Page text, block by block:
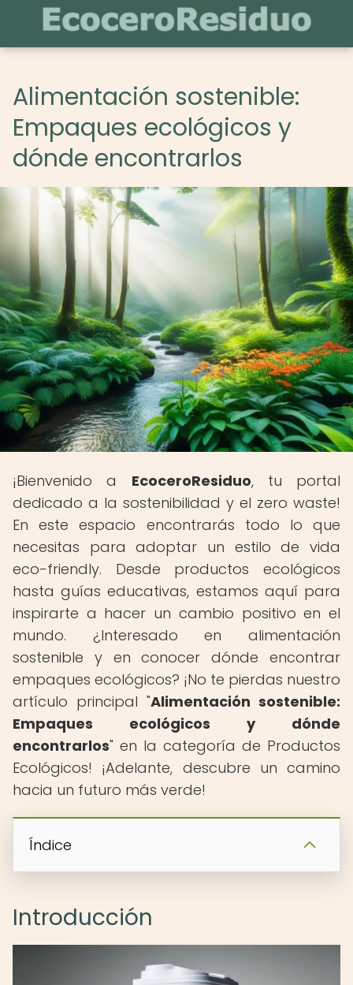
Alimentación sostenible:
Empaques ecológicos y
dónde encontrarlos
¡Bienvenido a EcoceroResiduo, tu portal
dedicado a la sostenibilidad y el zero waste!
En este espacio encontrarás todo lo que
necesitas para adoptar un estilo de vida
eco-friendly. Desde productos ecológicos
hasta guías educativas, estamos aquí para
inspirarte a hacer un cambio positivo en el
mundo. ¿Interesado en alimentación
sostenible y en conocer dónde encontrar
empaques ecológicos? ¡No te pierdas nuestro
artículo principal "Alimentación sostenible:
Empaques ecológicos y dónde
encontrarlos" en la categoría de Productos
Ecológicos! ¡Adelante, descubre un camino
hacia un futuro más verde!
Índice
Introducción